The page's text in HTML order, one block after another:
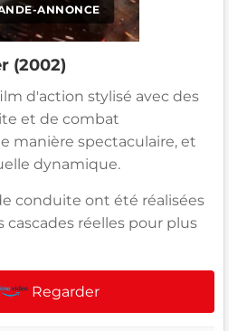
ANNONCE
(2002)
d'action stylisé avec des
et de combat
manière spectaculaire, et
dynamique.
conduite ont été réalisées
cascades réelles pour plus
Regarder